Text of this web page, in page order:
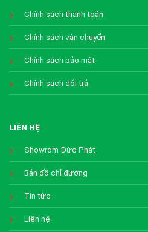
Chính sách thanh toán
Chính sách vận chuyển
Chính sách bảo mật
Chính sách đổi trả
LIÊN HỆ
Showrom Đức Phát
Bản đồ chỉ đường
Tin tức
Liên hệ